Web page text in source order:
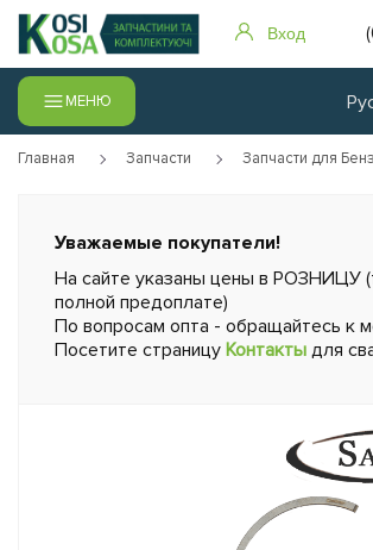
Вход
МЕНЮ
Главная Запчасти Запчасти для
Уважаемые покупатели!
На сайте указаны цены в РОЗНИЦУ
полной предоплате)
По вопросам опта - обращайтесь к
Посетите страницу Контакты для